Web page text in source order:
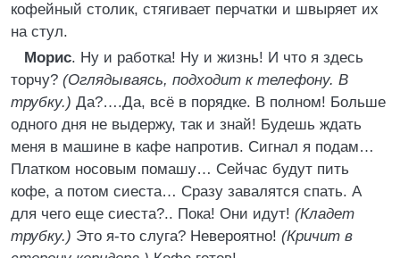
кофейный столик, стягивает перчатки и швыряет их
на стул.
Морис. Ну и работка! Ну и жизнь! И что я здесь
торчу? (Оглядываясь, подходит к телефону. В
трубку.) Да?….Да, всё в порядке. В полном! Больше
одного дня не выдержу, так и знай! Будешь ждать
меня в машине в кафе напротив. Сигнал я подам…
Платком носовым помашу… Сейчас будут пить
кофе, а потом сиеста… Сразу завалятся спать. А
для чего еще сиеста?.. Пока! Они идут! (Кладет
трубку.) Это я-то слуга? Невероятно! (Кричит в